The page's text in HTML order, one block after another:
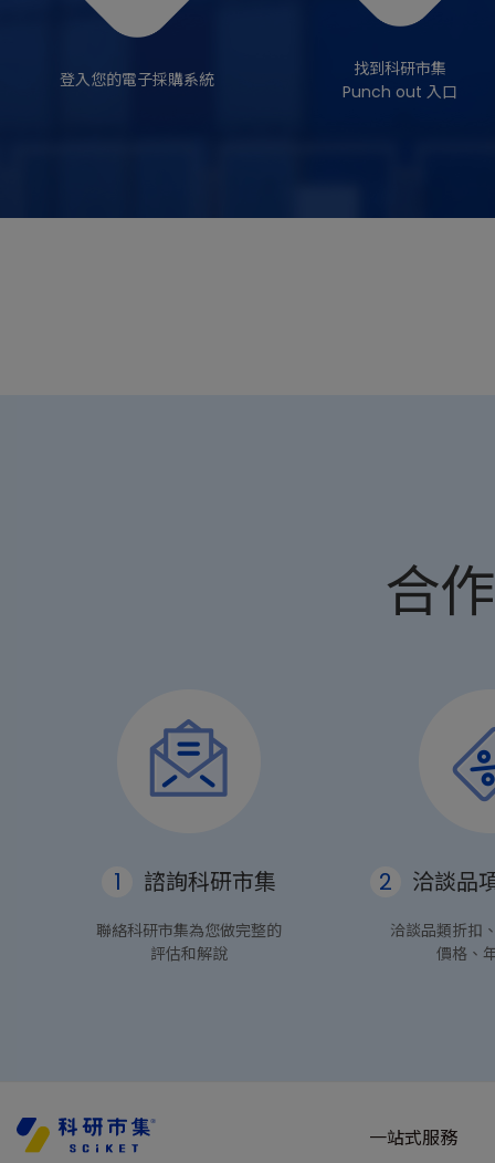
登入您的電子採購系統
找到科研市集
Punch out 入口
合
1 諮詢科研市集
聯絡科研市集為您做完整的
評估和解說
2 洽談品
洽談品類折扣
價格、
一站式服務